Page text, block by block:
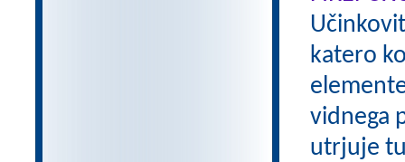
katero
vidnega
utrjuje